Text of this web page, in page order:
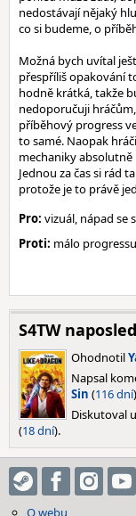
nedostávají nějaký
co si budeme, o
Možná bych uvítal
přespříliš opakování
hodně krátká, takže
nedoporučuji
příběhový progress
to samé. Naopak
mechaniky
Jednou za čas si rád
protože je to právě
Pro: vizuál, nápad se
Proti: málo
S4TW
Ohodnotil
Napsal
Sin (116 dní
Diskutoval
(18 dní).
O webu